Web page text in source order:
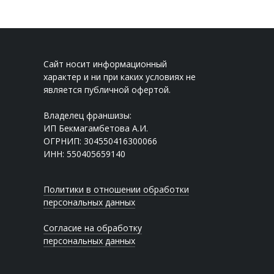
Сайт носит информационный
характер и ни при каких условиях не
является публичной офертой.
Владелец франшизы:
ИП Бекмагамбетова А.И.
ОГРНИП: 304550416300066
ИНН: 550405659140
Политики в отношении обработки
персональных данных
Согласие на обработку
персональных данных